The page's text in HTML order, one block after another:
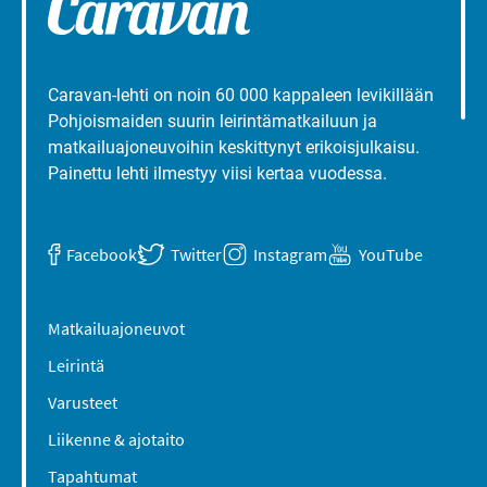
Caravan-lehti on noin 60 000 kappaleen levikillään
Pohjoismaiden suurin leirintämatkailuun ja
matkailuajoneuvoihin keskittynyt erikoisjulkaisu.
Painettu lehti ilmestyy viisi kertaa vuodessa.
Facebook Twitter Instagram YouTube
Matkailuajoneuvot
Leirintä
Varusteet
Liikenne & ajotaito
Tapahtumat